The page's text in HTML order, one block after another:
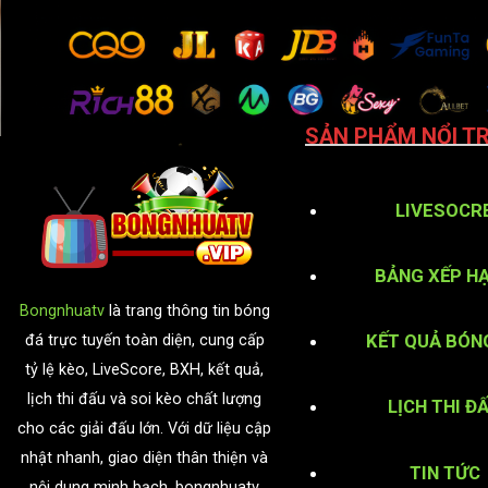
Bongnhuatvlà trang thông tin bóng
đá trực tuyến toàn diện, cung cấp
tỷ lệ kèo, LiveScore, BXH, kết quả,
lịch thi đấu và soi kèo chất lượng
cho các giải đấu lớn. Với dữ liệu cập
nhật nhanh, giao diện thân thiện và
SẢN PHẨM NỔI
BẢNG XẾP
KẾT QUẢ
LỊCH THI
TIN TỨC